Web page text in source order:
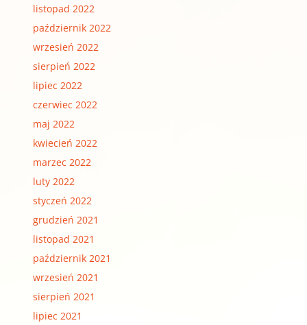
listopad 2022
październik 2022
wrzesień 2022
sierpień 2022
lipiec 2022
czerwiec 2022
maj 2022
kwiecień 2022
marzec 2022
luty 2022
styczeń 2022
grudzień 2021
listopad 2021
październik 2021
wrzesień 2021
sierpień 2021
lipiec 2021